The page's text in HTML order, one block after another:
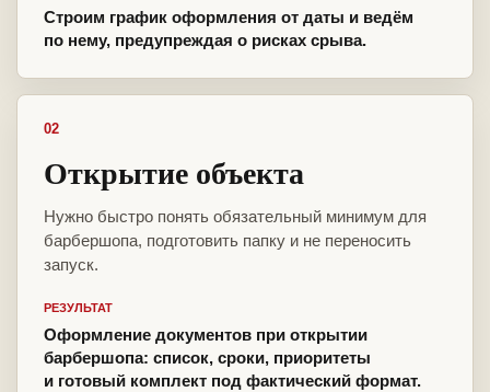
Строим график оформления от даты и ведём
по нему, предупреждая о рисках срыва.
02
Открытие объекта
Нужно быстро понять обязательный минимум для
барбершопа, подготовить папку и не переносить
запуск.
РЕЗУЛЬТАТ
Оформление документов при открытии
барбершопа: список, сроки, приоритеты
и готовый комплект под фактический формат.